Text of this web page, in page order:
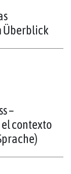
Überblick
–
contexto